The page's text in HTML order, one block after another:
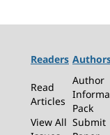
Readers
Read
Articles
Author
Pack
View All Submit